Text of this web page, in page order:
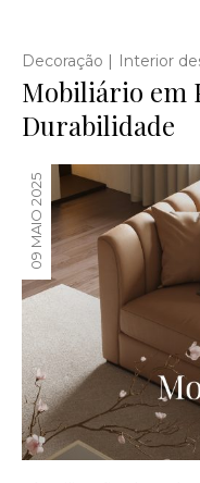
Decoração | Interior
Mobiliário em
Durabilidade
09 MAIO 2025